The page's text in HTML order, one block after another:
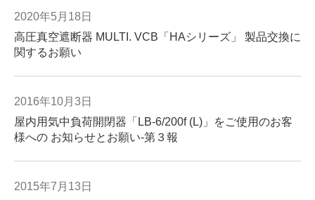
2020年5月18日
高圧真空遮断器 MULTI. VCB「HAシリーズ」 製品交換に
関するお願い
2016年10月3日
屋内用気中負荷開閉器「LB‐6/200f (L)」をご使用のお客
様への お知らせとお願い-第３報
2015年7月13日